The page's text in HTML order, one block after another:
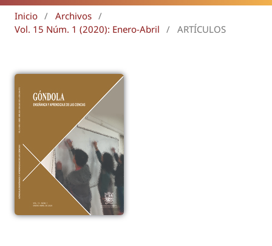
Inicio / Archivos /
Vol. 15 Núm. 1 (2020): Enero-Abril
/ ARTÍCULOS